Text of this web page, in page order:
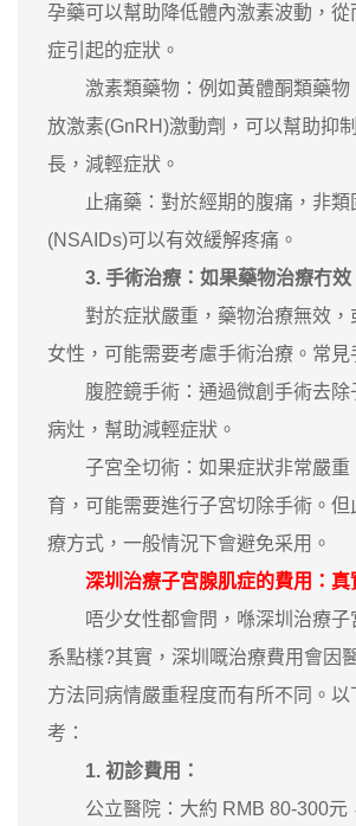
孕藥可以幫助降低體內激素波動，
症引起的症狀。
激素類藥物：例如黃體酮類藥物
放激素(GnRH)激動劑，可以幫助抑
長，減輕症狀。
止痛藥：對於經期的腹痛，非類
(NSAIDs)可以有效緩解疼痛。
3. 手術治療：如果藥物治療冇效
對於症狀嚴重，藥物治療無效，
女性，可能需要考慮手術治療。常見
腹腔鏡手術：通過微創手術去除
病灶，幫助減輕症狀。
子宮全切術：如果症狀非常嚴重
育，可能需要進行子宮切除手術。但
療方式，一般情況下會避免采用。
深圳治療子宮腺肌症的費用：真
唔少女性都會問，喺深圳治療子
系點樣?其實，深圳嘅治療費用會因
方法同病情嚴重程度而有所不同。
考：
1. 初診費用：
公立醫院：大約 RMB 80-300元